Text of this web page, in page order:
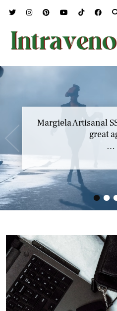
••
Margiela Artisanal
great
…